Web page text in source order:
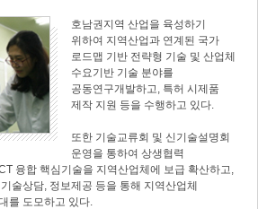
호남권지역 산업을 육성하기
위하여 지역산업과 연계된 국가
로드맵 기반 전략형 기술 및 산업체
수요기반 기술 분야를
공동연구개발하고, 특허 시제품
제작 지원 등을 수행하고 있다.
또한 기술교류회 및 신기술설명회
운영을 통하여 상생협력
융합 핵심기술을 지역산업체에 보급 확산하고,
술상담, 정보제공 등을 통해 지역산업체
를 도모하고 있다.